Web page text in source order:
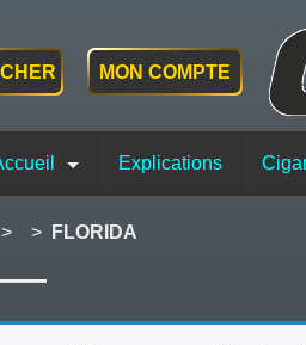
MON COMPTE
Explications
> > FLORIDA